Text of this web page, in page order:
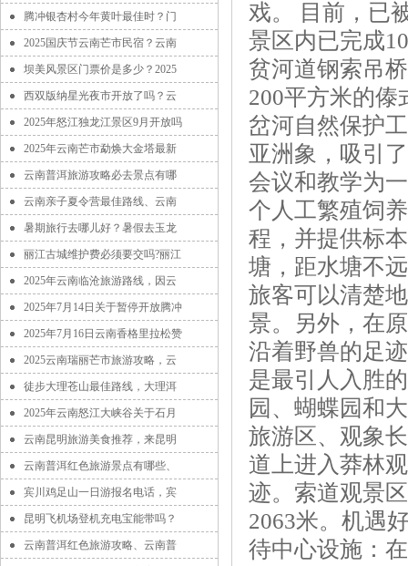
腾冲银杏村今年黄叶最佳时？门
2025国庆节云南芒市民宿？云南
坝美风景区门票价是多少？2025
西双版纳星光夜市开放了吗？云
2025年怒江独龙江景区9月开放吗
2025年云南芒市勐焕大金塔最新
云南普洱旅游攻略必去景点有哪
云南亲子夏令营最佳路线、云南
暑期旅行去哪儿好？暑假去玉龙
丽江古城维护费必须要交吗?丽江
2025年云南临沧旅游路线，因云
2025年7月14日关于暂停开放腾冲
2025年7月16日云南香格里拉松赞
2025云南瑞丽芒市旅游攻略，云
徒步大理苍山最佳路线，大理洱
2025年云南怒江大峡谷关于石月
云南昆明旅游美食推荐，来昆明
云南普洱红色旅游景点有哪些、
宾川鸡足山一日游报名电话，宾
昆明飞机场登机充电宝能带吗？
云南普洱红色旅游攻略、云南普
戏。 目前，已
景区内已完成
贫河道钢索吊
200平方米的傣
岔河自然保护
亚洲象，吸引
会议和教学为
个人工繁殖饲
程，并提供标
塘，距水塘不
旅客可以清楚
景。另外，在
沿着野兽的足
是最引人入胜
园、蝴蝶园和
旅游区、观象
道上进入莽林
迹。索道观景
2063米。机遇
待中心设施：